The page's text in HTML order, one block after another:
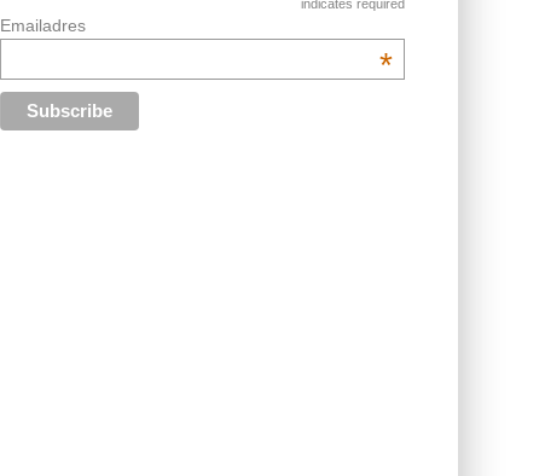
indicates required
Emailadres
*